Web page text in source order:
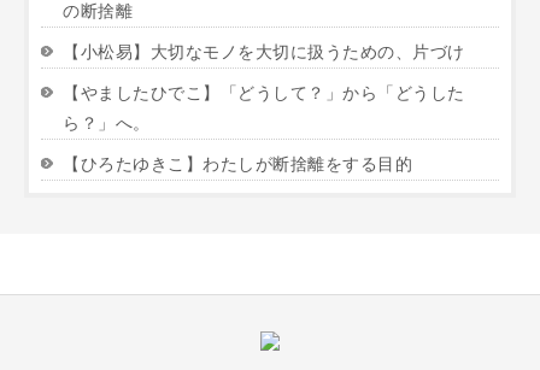
の断捨離
【小松易】大切なモノを大切に扱うための、片づけ
【やましたひでこ】「どうして？」から「どうした
ら？」へ。
【ひろたゆきこ】わたしが断捨離をする目的